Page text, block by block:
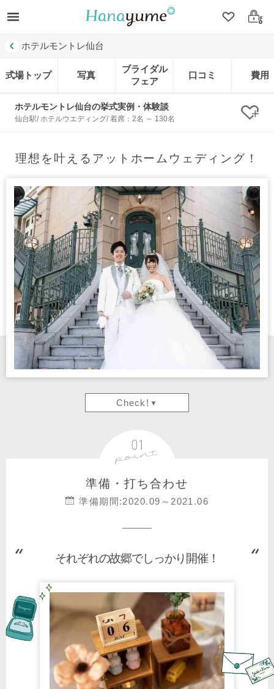
クリップ
ログ
ホテルモントレ仙台
式場トップ 写真
ブライダル
フェア
口コミ 費用
ホテルモントレ仙台の挙式実例・体験談
仙台駅/ ホテルウエディング/ 着席：2名 ～ 130名 ク
理想を叶えるアットホームウェディング！
Check!
準備・打ち合わせ
準備期間:2020.09～2021.06
それぞれの故郷でしっかり開催！